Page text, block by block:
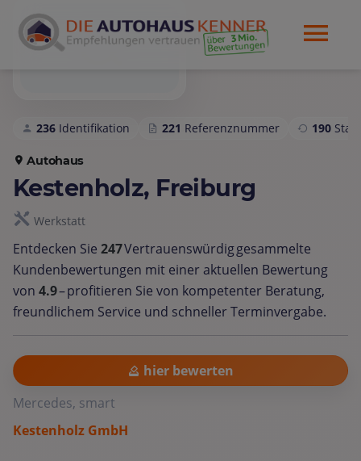
236 Identifikation 221 Referenznummer 190
Autohaus
Kestenholz, Freiburg
Werkstatt
Entdecken Sie 247Vertrauenswürdig gesammelte
Kundenbewertungen mit einer aktuellen Bewertung
von 4.9– profitieren Sie von kompetenter Beratung,
freundlichem Service und schneller Terminvergabe.
hier bewerten
Mercedes, smart
Kestenholz GmbH